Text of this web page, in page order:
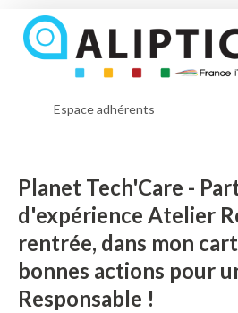
Espace adhérents
Planet Tech'Care -
d'expérience Atelier
rentrée, dans mon
bonnes actions pour
Responsable !